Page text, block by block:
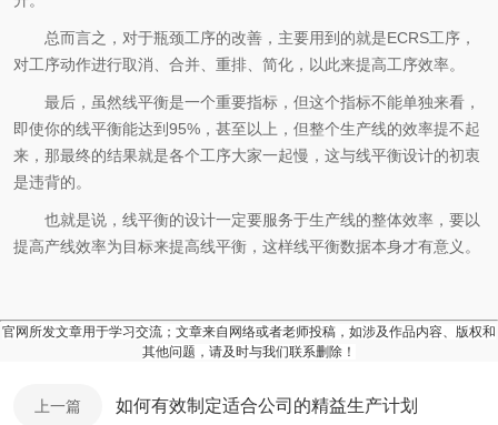
总而言之，对于瓶颈工序的改善，主要用到的就是ECRS工序，
对工序动作进行取消、合并、重排、简化，以此来提高工序效率。
最后，虽然线平衡是一个重要指标，但这个指标不能单独来看，
即使你的线平衡能达到95%，甚至以上，但整个生产线的效率提不起
来，那最终的结果就是各个工序大家一起慢，这与线平衡设计的初衷
是违背的。
也就是说，线平衡的设计一定要服务于生产线的整体效率，要以
提高产线效率为目标来提高线平衡，这样线平衡数据本身才有意义。
官网所发文章用于学习交流；文章来自网络或者老师投稿，如涉及作品内容、版权和
其他问题，请及时与我们联系删除！
上一篇 如何有效制定适合公司的精益生产计划